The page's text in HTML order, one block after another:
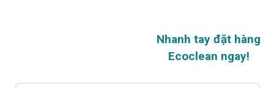
Nhanh tay đặt hàng
Ecoclean ngay!